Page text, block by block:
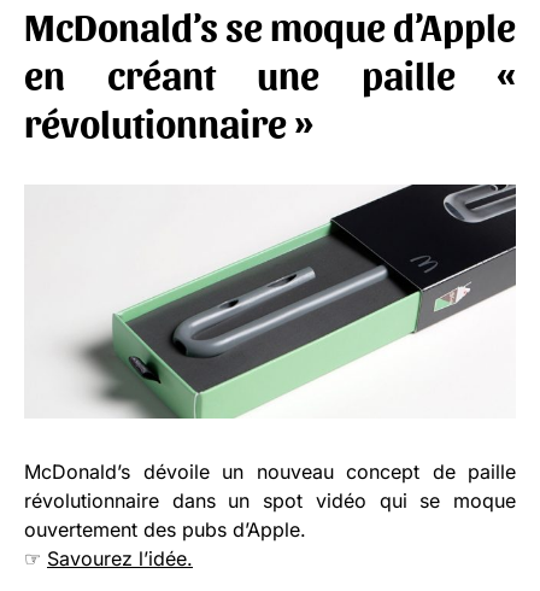
McDonald’s se moque d’Apple
en créant une paille «
révolutionnaire »
McDonald’s dévoile un nouveau concept de paille
révolutionnaire dans un spot vidéo qui se moque
ouvertement des pubs d’Apple.
☞ Savourez l’idée.